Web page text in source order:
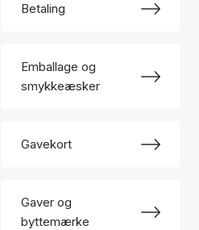
Betaling
Emballage og
smykkeæsker
Gavekort
Gaver og
byttemærke